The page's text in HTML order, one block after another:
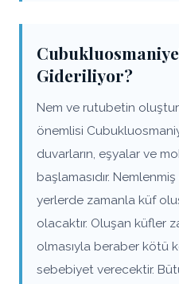
Gideriliyor?
Nem ve rutubetin
önemlisi
duvarların, eşyalar ve
başlamasıdır.
yerlerde zamanla küf
olacaktır. Oluşan küfler
olmasıyla beraber kötü
sebebiyet verecektir.